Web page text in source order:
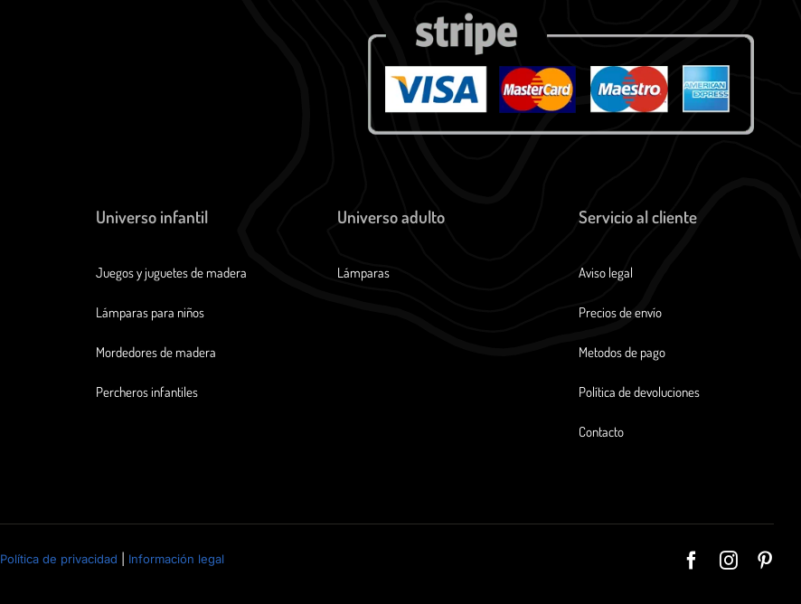
Universo infantil
Juegos y juguetes de madera
Lámparas para niños
Mordedores de madera
Percheros infantiles
Universo adulto
Lámparas
Servicio al cliente
Aviso legal
Precios de envío
Metodos de pago
Política de devoluciones
Contacto
Política de privacidad Información legal